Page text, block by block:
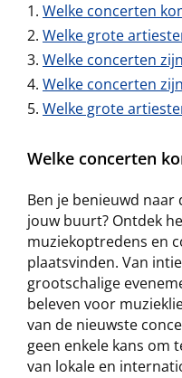
Welke concerten
Welke grote
Welke concerten
Welke concerten
Welke grote
Welke concerten
Ben je benieuwd
jouw buurt? Ontdek
muziekoptredens en
plaatsvinden. Van
grootschalige
beleven voor
van de nieuwste
geen enkele kans om
van lokale en